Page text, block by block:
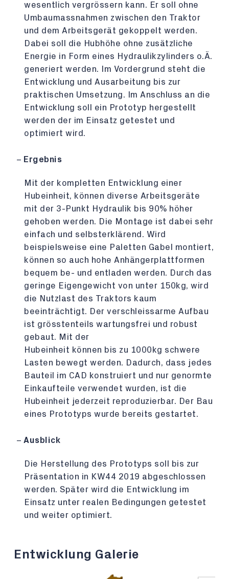
wesentlich vergrössern kann. Er soll ohne
Umbaumassnahmen zwischen den Traktor
und dem Arbeitsgerät gekoppelt werden.
Dabei soll die Hubhöhe ohne zusätzliche
Energie in Form eines Hydraulikzylinders o.Ä.
generiert werden. Im Vordergrund steht die
Entwicklung und Ausarbeitung bis zur
praktischen Umsetzung. Im Anschluss an die
Entwicklung soll ein Prototyp hergestellt
werden der im Einsatz getestet und
optimiert wird.
Ergebnis
Mit der kompletten Entwicklung einer
Hubeinheit, können diverse Arbeitsgeräte
mit der 3-Punkt Hydraulik bis 90% höher
gehoben werden. Die Montage ist dabei sehr
einfach und selbsterklärend. Wird
beispielsweise eine Paletten Gabel montiert,
können so auch hohe Anhängerplattformen
bequem be- und entladen werden. Durch das
geringe Eigengewicht von unter 150kg, wird
die Nutzlast des Traktors kaum
beeinträchtigt. Der verschleissarme Aufbau
ist grösstenteils wartungsfrei und robust
gebaut. Mit der
Hubeinheit können bis zu 1000kg schwere
Lasten bewegt werden. Dadurch, dass jedes
Bauteil im CAD konstruiert und nur genormte
Einkaufteile verwendet wurden, ist die
Hubeinheit jederzeit reproduzierbar. Der Bau
eines Prototyps wurde bereits gestartet.
Ausblick
Die Herstellung des Prototyps soll bis zur
Präsentation in KW44 2019 abgeschlossen
werden. Später wird die Entwicklung im
Einsatz unter realen Bedingungen getestet
und weiter optimiert.
Entwicklung Galerie